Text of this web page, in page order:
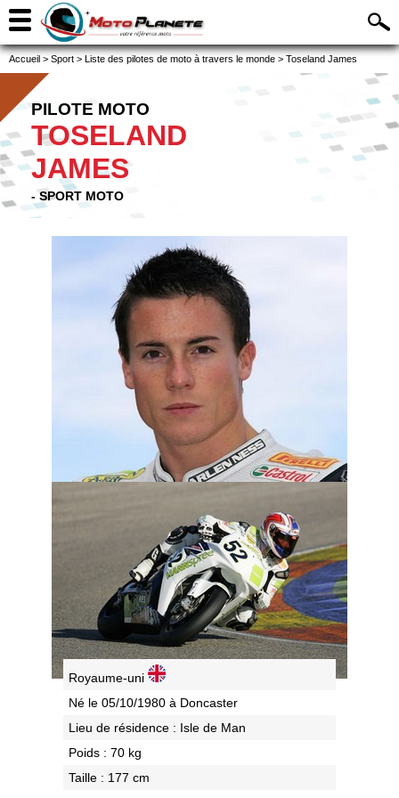
Accueil > Sport > Liste des pilotes de moto à travers le monde > Toseland James
PILOTE MOTO
TOSELAND
JAMES
- SPORT MOTO
Royaume-uni
Né le 05/10/1980 à Doncaster
Lieu de résidence : Isle de Man
Poids : 70 kg
Taille : 177 cm